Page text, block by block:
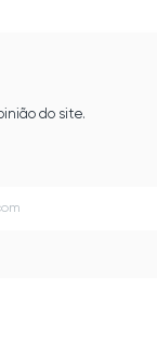
do site.